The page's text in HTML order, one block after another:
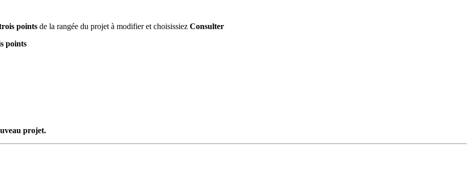
points de la rangée du projet à modifier et choisissiez Consulter
points
projet.